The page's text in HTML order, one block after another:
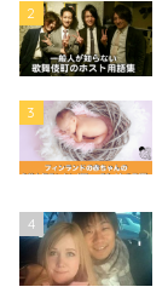
2
3
4